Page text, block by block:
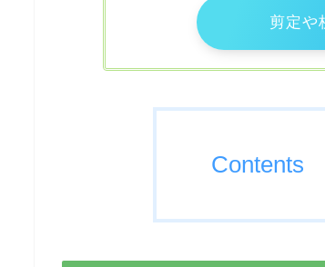
剪定や
Contents